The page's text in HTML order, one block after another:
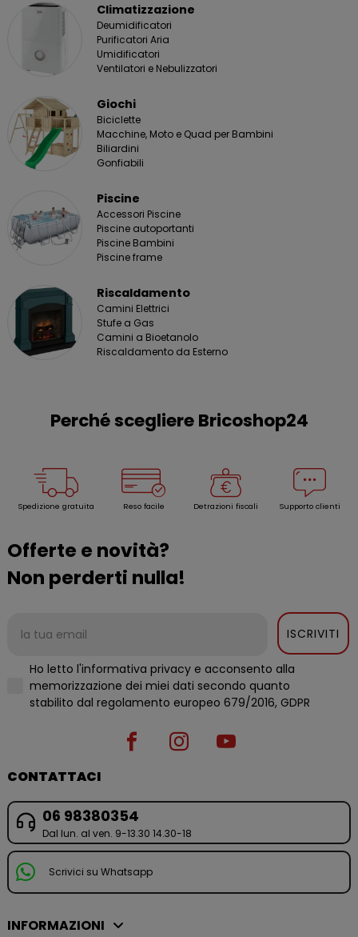
Climatizzazione
Deumidificatori
Purificatori Aria
Umidificatori
Ventilatori e Nebulizzatori
Giochi
Biciclette
Macchine, Moto e Quad per Bambini
Biliardini
Gonfiabili
Piscine
Accessori Piscine
Piscine autoportanti
Piscine Bambini
Piscine frame
Riscaldamento
Camini Elettrici
Stufe a Gas
Camini a Bioetanolo
Riscaldamento da Esterno
Perché scegliere Bricoshop24
Spedizione gratuita Reso facile Detrazioni fiscali Supporto clienti
Offerte e novità?
Non perderti nulla!
ISCRIVITI
Ho letto l'informativa privacy e acconsento alla
memorizzazione dei miei dati secondo quanto
stabilito dal regolamento europeo 679/2016, GDPR
CONTATTACI
06 98380354
Dal lun. al ven. 9-13.30 14.30-18
Scrivici su Whatsapp
INFORMAZIONI